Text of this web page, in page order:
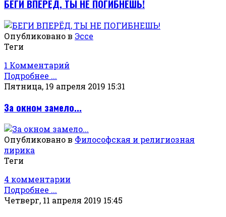
БЕГИ ВПЕРЁД, ТЫ НЕ ПОГИБНЕШЬ!
Опубликовано в Эссе
Теги
1 Комментарий
Подробнее ...
Пятница, 19 апреля 2019 15:31
За окном замело...
Опубликовано в Философская и религиозная
лирика
Теги
4 комментарии
Подробнее ...
Четверг, 11 апреля 2019 15:45